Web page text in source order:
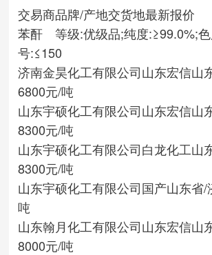
交易商品牌/产地交货地最新报价
苯酐 等级:优级品;纯度:≥99.0%;
号:≤150
济南金昊化工有限公司山东宏信山
6800元/吨
山东宇硕化工有限公司山东宏信山
8300元/吨
山东宇硕化工有限公司白龙化工山
8300元/吨
山东宇硕化工有限公司国产山东省/
吨
山东翰月化工有限公司山东宏信山
8000元/吨